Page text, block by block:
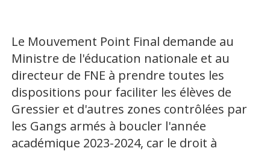
Le Mouvement Point Final demande au
Ministre de l'éducation nationale et au
directeur de FNE à prendre toutes les
dispositions pour faciliter les élèves de
Gressier et d'autres zones contrôlées par
les Gangs armés à boucler l'année
académique 2023-2024, car le droit à